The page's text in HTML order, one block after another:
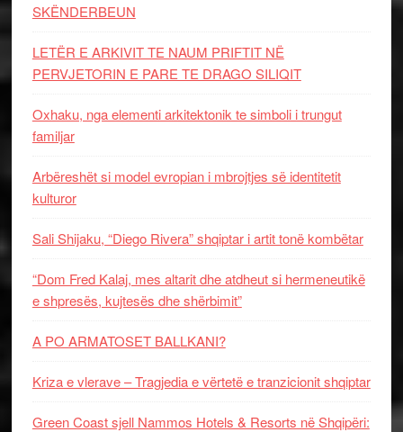
SKËNDERBEUN
LETËR E ARKIVIT TE NAUM PRIFTIT NË
PERVJETORIN E PARE TE DRAGO SILIQIT
Oxhaku, nga elementi arkitektonik te simboli i trungut
familjar
Arbëreshët si model evropian i mbrojtjes së identitetit
kulturor
Sali Shijaku, “Diego Rivera” shqiptar i artit tonë kombëtar
“Dom Fred Kalaj, mes altarit dhe atdheut si hermeneutikë
e shpresës, kujtesës dhe shërbimit”
A PO ARMATOSET BALLKANI?
Kriza e vlerave – Tragjedia e vërtetë e tranzicionit shqiptar
Green Coast sjell Nammos Hotels & Resorts në Shqipëri: